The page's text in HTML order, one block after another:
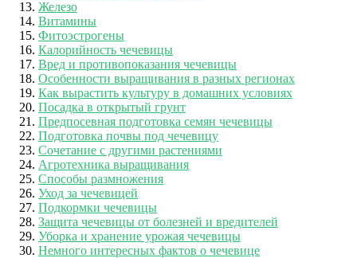
Железо
Витамины
Фитоэстрогены
Калорийность чечевицы
Вред и противопоказания чечевицы
Особенности выращивания в разных регионах
Как вырастить культуру в домашних условиях
Посадка в открытый грунт
Предпосевная подготовка семян чечевицы
Подготовка почвы под чечевицу
Сочетание с другими растениями
Агротехника выращивания
Способы размножения
Уход за чечевицей
Подкормки чечевицы
Защита чечевицы от болезней и вредителей
Уборка и хранение урожая чечевицы
Немного интересных фактов о чечевице